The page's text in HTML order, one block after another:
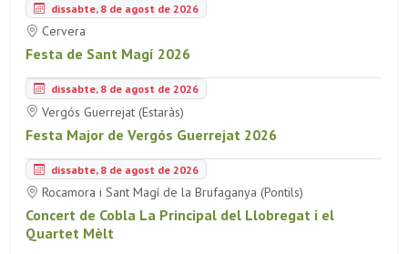
dissabte, 8 de agost de 2026
Cervera
Festa de Sant Magí 2026
dissabte, 8 de agost de 2026
Vergós Guerrejat (Estaràs)
Festa Major de Vergós Guerrejat 2026
dissabte, 8 de agost de 2026
Rocamora i Sant Magí de la Brufaganya (Pontils)
Concert de Cobla La Principal del Llobregat i el
Quartet Mèlt